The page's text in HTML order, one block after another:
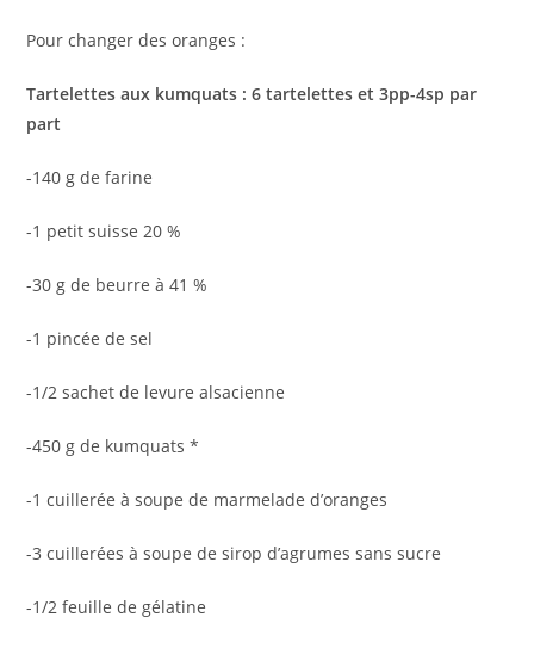
Pour changer des oranges :
Tartelettes aux kumquats : 6 tartelettes et 3pp-4sp par
part
-140 g de farine
-1 petit suisse 20 %
-30 g de beurre à 41 %
-1 pincée de sel
-1/2 sachet de levure alsacienne
-450 g de kumquats *
-1 cuillerée à soupe de marmelade d’oranges
-3 cuillerées à soupe de sirop d’agrumes sans sucre
-1/2 feuille de gélatine